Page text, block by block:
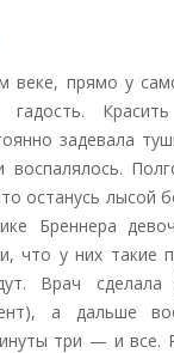
веке, прямо у
гадость.
задевала
останусь лысой
Бреннера
что у них такие
Врач сделала
а дальше
три — и все.